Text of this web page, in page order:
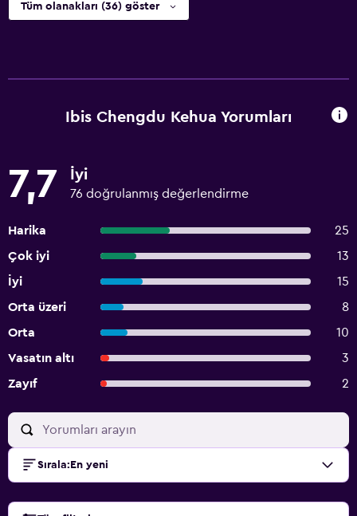
Tüm olanakları (36) göster
Ibis Chengdu Kehua Yorumları
7,7 İyi
76 doğrulanmış değerlendirme
Harika
25
Çok iyi
13
İyi
15
Orta üzeri
8
Orta
10
Vasatın altı
3
Zayıf
2
Sırala: En yeni